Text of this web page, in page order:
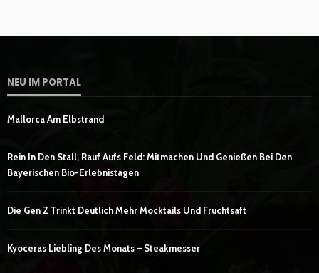
NEU IM PORTAL
Mallorca Am Elbstrand
Rein In Den Stall, Rauf Aufs Feld: Mitmachen Und Genießen Bei Den
Bayerischen Bio-Erlebnistagen
Die Gen Z Trinkt Deutlich Mehr Mocktails Und Fruchtsaft
Kyoceras Liebling Des Monats – Steakmesser